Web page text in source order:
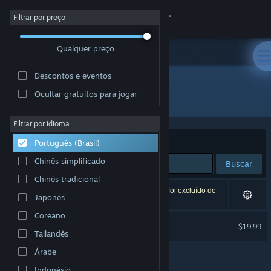
Iniciar sessão
Sobre
Suporte
Alterar idioma
Baixe o aplicativo móvel do Steam
Ver versão para computadores
Filtrar por preço
Qualquer preço
Descontos e eventos
Ocultar gratuitos para jogar
Filtrar por idioma
Português (Brasil)
Chinês simplificado
Chinês tradicional
Japonês
Coreano
Tailandês
Árabe
Desenvolvedor: Studio Pixanoh
Ordenar por Relevância
Buscar
1 resultado corresponde à sua busca. Um título foi excluído de
acordo com as suas preferências.
$19.99